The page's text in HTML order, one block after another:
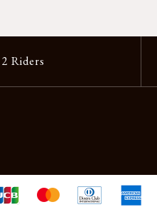
2 Riders